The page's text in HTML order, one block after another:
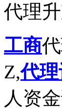
代理
工商
Z,代
人资